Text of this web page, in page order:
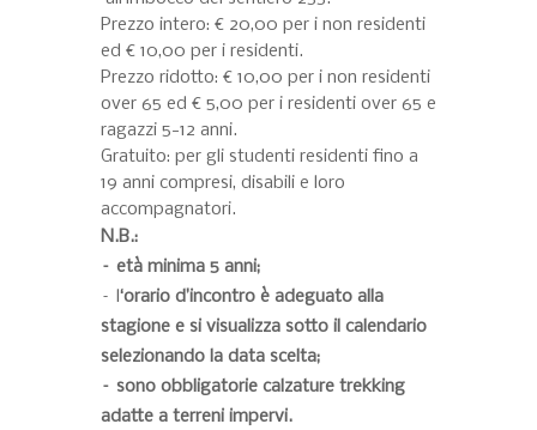
Prezzo intero: € 20,00 per i non residenti
ed € 10,00 per i residenti.
Prezzo ridotto: € 10,00 per i non residenti
over 65 ed € 5,00 per i residenti over 65 e
ragazzi 5-12 anni.
Gratuito: per gli studenti residenti fino a
19 anni compresi, disabili e loro
accompagnatori.
N.B.:
– età minima 5 anni;
– l‘orario d’incontro è adeguato alla
stagione e si visualizza sotto il calendario
selezionando la data scelta;
– sono obbligatorie calzature trekking
adatte a terreni impervi.